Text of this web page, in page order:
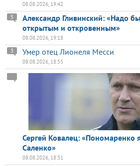
08.08.2026, 19:42
Александр Гливинский: «Надо
открытым и откровенным»
5
08.08.2026, 19:18
Умер отец Лионеля Месси
3
08.08.2026, 18:55
Сергей Ковалец: «Пономаренко
Саленко»
08.08.2026, 18:31